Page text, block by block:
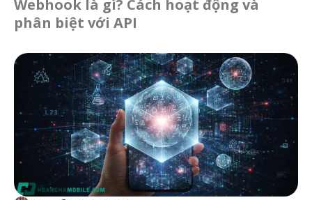
Webhook là gì? Cách hoạt động và
phân biệt với API